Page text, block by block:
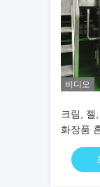
비디오
크림, 젤
화장품